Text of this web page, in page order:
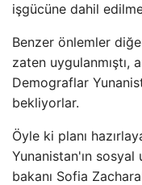
işgücüne dahil
Benzer önlemler
zaten uygulanmıştı,
Demograflar
bekliyorlar.
Öyle ki planı
Yunanistan'ın
bakanı Sofia